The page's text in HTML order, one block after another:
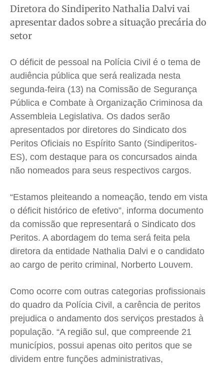
Meio Ambiente
Saúde
Cidades
Economia
Cultura
Colunas
Caetano Roque
Gustavo Bastos
Jr Mignone (in memorian)
Wanda Sily
Anuncie
Quem Somos
Expediente
Contato
Termos de Uso
Privacidade
Meio Ambiente
Saúde
Cidades
Economia
Cultura
Colunas
Caetano Roque
Gustavo Bastos
Jr Mignone (in memorian)
Wanda Sily
Anuncie
Quem Somos
Expediente
Contato
Termos de Uso
Privacidade
Meio Ambiente
Saúde
Cidades
Economia
Cultura
Colunas
Caetano Roque
Gustavo Bastos
Jr Mignone (in memorian)
Wanda Sily
Anuncie
Quem Somos
Expediente
Contato
Termos de Uso
Privacidade
Meio Ambiente
Saúde
Cidades
Economia
Cultura
Colunas
Caetano Roque
Gustavo Bastos
Jr Mignone (in memorian)
Wanda Sily
Anuncie
Quem Somos
Expediente
Contato
Termos de Uso
Privacidade
Diretora do Sindiperito Nathalia Dalvi vai
apresentar dados sobre a situação precária do
setor
O déficit de pessoal na Polícia Civil é o tema de
audiência pública que será realizada nesta
segunda-feira (13) na Comissão de Segurança
Pública e Combate à Organização Criminosa da
Assembleia Legislativa. Os dados serão
apresentados por diretores do Sindicato dos
Peritos Oficiais no Espírito Santo (Sindiperitos-
ES), com destaque para os concursados ainda
não nomeados para seus respectivos cargos.
“Estamos pleiteando a nomeação, tendo em vista
o déficit histórico de efetivo”, informa documento
da comissão que representará o Sindicato dos
Peritos. A abordagem do tema será feita pela
diretora da entidade Nathalia Dalvi e o candidato
ao cargo de perito criminal, Norberto Louvem.
Como ocorre com outras categorias profissionais
do quadro da Polícia Civil, a carência de peritos
prejudica o andamento dos serviços prestados à
população. “A região sul, que compreende 21
municípios, possui apenas oito peritos que se
dividem entre funções administrativas,